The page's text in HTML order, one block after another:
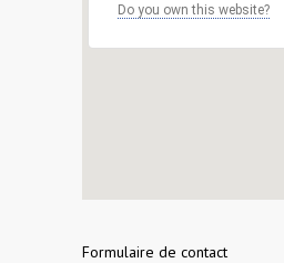
Do you own this website?
Formulaire de contact